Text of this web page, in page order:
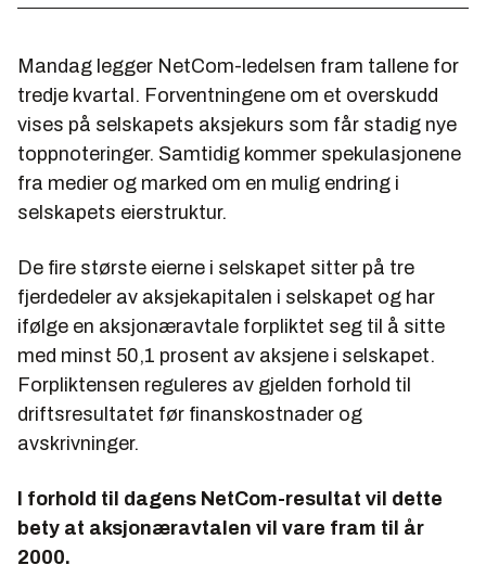
Mandag legger NetCom-ledelsen fram tallene for
tredje kvartal. Forventningene om et overskudd
vises på selskapets aksjekurs som får stadig nye
toppnoteringer. Samtidig kommer spekulasjonene
fra medier og marked om en mulig endring i
selskapets eierstruktur.
De fire største eierne i selskapet sitter på tre
fjerdedeler av aksjekapitalen i selskapet og har
ifølge en aksjonæravtale forpliktet seg til å sitte
med minst 50,1 prosent av aksjene i selskapet.
Forpliktensen reguleres av gjelden forhold til
driftsresultatet før finanskostnader og
avskrivninger.
I forhold til dagens NetCom-resultat vil dette
bety at aksjonæravtalen vil vare fram til år
2000.